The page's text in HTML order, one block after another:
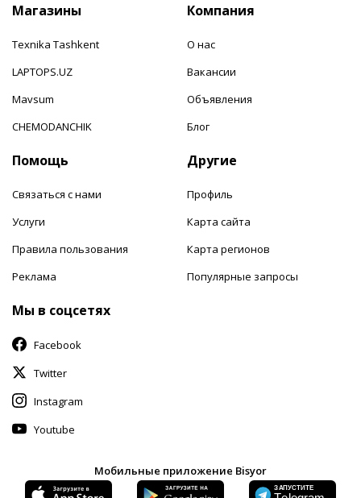
Магазины
Texnika Tashkent
LAPTOPS.UZ
Mavsum
CHEMODANCHIK
Компания
О нас
Вакансии
Объявления
Блог
Помощь
Связаться с нами
Услуги
Правила пользования
Реклама
Другие
Профиль
Карта сайта
Карта регионов
Популярные запросы
Мы в соцсетях
Facebook
Twitter
Instagram
Youtube
Мобильные приложение Bisyor